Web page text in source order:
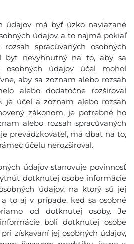
údajov má byť úzko naviazané
údajov, a to najmä pokiaľ
spracúvaných osobných
byť nevyhnutný na to, aby sa
osobných údajov účel mohol
aby sa zoznam alebo rozsah
alebo dodatočne rozširoval
je účel a zoznam alebo rozsah
zákonom, je potrebné ho
alebo rozsah spracúvaných
prevádzkovateľ, má dbať na to,
účelu nerozširoval.
údajov stanovuje povinnosť
dotknutej osobe informácie
údajov, na ktorý sú jej
to aj v prípade, keď sa osobné
od dotknutej osoby. Je
boli dotknutej osobe
získavaní jej osobných údajov,